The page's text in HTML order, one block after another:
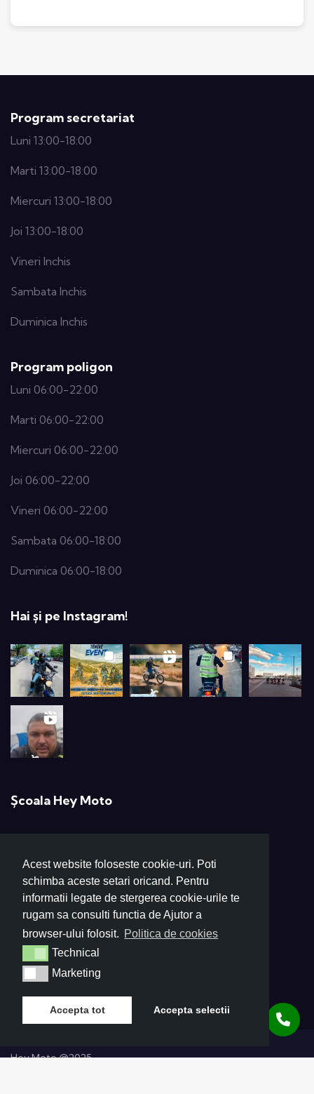
Acest website foloseste cookie-uri. Poti
schimba aceste setari oricand. Pentru
informatii legate de stergerea cookie-urile te
rugam sa consulti functia de Ajutor a
browser-ului folosit. Politica de cookies
TechnicalTechnical
MarketingMarketing
Accepta tot Accepta selectii
Program secretariat
Luni 13:00-18:00
Marti 13:00-18:00
Miercuri 13:00-18:00
Joi 13:00-18:00
Vineri Inchis
Sambata Inchis
Duminica Inchis
Program poligon
Luni 06:00-22:00
Marti 06:00-22:00
Miercuri 06:00-22:00
Joi 06:00-22:00
Vineri 06:00-22:00
Sambata 06:00-18:00
Duminica 06:00-18:00
Hai și pe Instagram!
Școala Hey Moto
+40 724 264 264
scoalaheymoto@gmail.com
Poligon: Electronicii 48, București
Secretariat: Litovoi Voievod 59
Hey Moto @2025